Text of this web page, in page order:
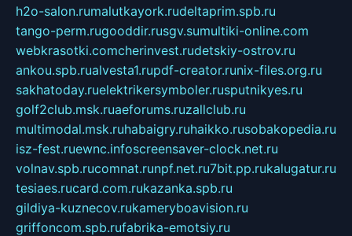
h2o-salon.rumalutkayork.rudeltaprim.spb.ru
tango-perm.rugooddir.rusgv.sumultiki-online.com
webkrasotki.comcherinvest.rudetskiy-ostrov.ru
ankou.spb.rualvesta1.rupdf-creator.runix-files.org.ru
sakhatoday.ruelektrikersymboler.rusputnikyes.ru
golf2club.msk.ruaeforums.ruzallclub.ru
multimodal.msk.ruhabaigry.ruhaikko.rusobakopedia.ru
isz-fest.ruewnc.infoscreensaver-clock.net.ru
volnav.spb.rucomnat.runpf.net.ru7bit.pp.rukalugatur.ru
tesiaes.rucard.com.rukazanka.spb.ru
gildiya-kuznecov.rukameryboavision.ru
griffoncom.spb.rufabrika-emotsiy.ru